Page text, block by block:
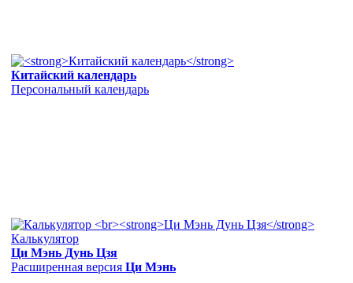
Китайский календарь
Персональный календарь
Калькулятор
Ци Мэнь Дунь Цзя
Расширенная версия Ци Мэнь